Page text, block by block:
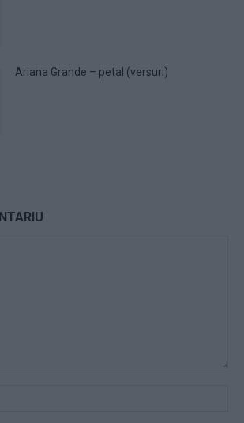
Ariana Grande – petal (versuri)